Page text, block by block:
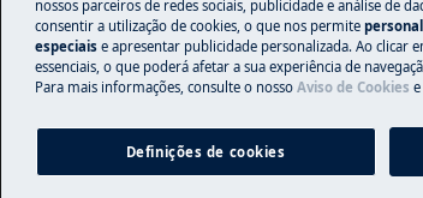
nossos parceiros de redes sociais, publicidade e análise de
consentir a utilização de cookies, o que nos permite
especiais e apresentar publicidade personalizada. Ao clicar
essenciais, o que poderá afetar a sua experiência de
Para mais informações, consulte o nosso Aviso de Cookies
Definições de cookies